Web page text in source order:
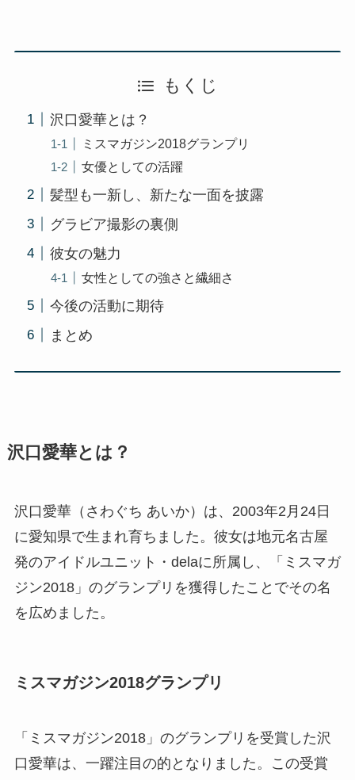
もくじ
沢口愛華とは？
ミスマガジン2018グランプリ
女優としての活躍
髪型も一新し、新たな一面を披露
グラビア撮影の裏側
彼女の魅力
女性としての強さと繊細さ
今後の活動に期待
まとめ
沢口愛華とは？
沢口愛華（さわぐち あいか）は、2003年2月24日
に愛知県で生まれ育ちました。彼女は地元名古屋
発のアイドルユニット・delaに所属し、「ミスマガ
ジン2018」のグランプリを獲得したことでその名
を広めました。
ミスマガジン2018グランプリ
「ミスマガジン2018」のグランプリを受賞した沢
口愛華は、一躍注目の的となりました。この受賞